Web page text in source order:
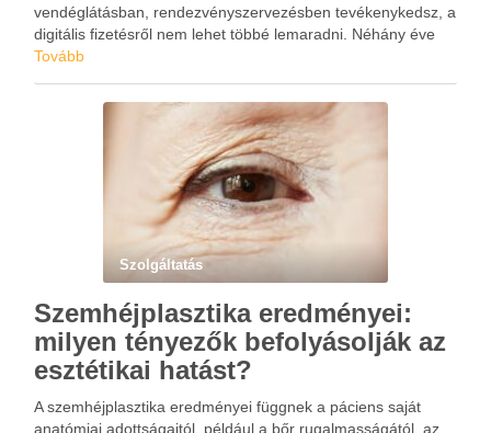
vendéglátásban, rendezvényszervezésben tevékenykedsz, a
digitális fizetésről nem lehet többé lemaradni. Néhány éve
még sokan kétkedve fogadták, ha egy kisboltban, piacon
Tovább
Szolgáltatás
Szemhéjplasztika eredményei:
milyen tényezők befolyásolják az
esztétikai hatást?
A szemhéjplasztika eredményei függnek a páciens saját
anatómiai adottságaitól, például a bőr rugalmasságától, az